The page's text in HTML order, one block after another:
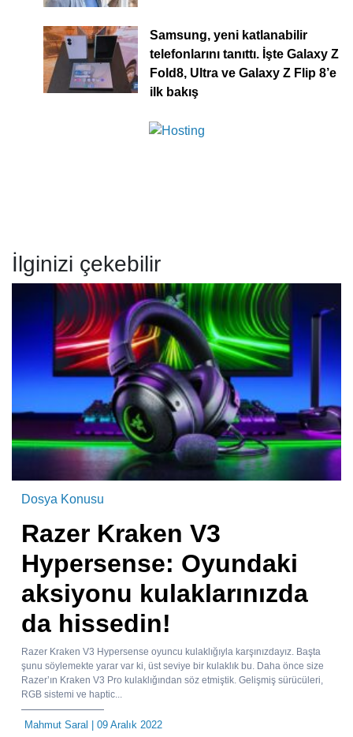
Samsung, yeni katlanabilir
telefonlarını tanıttı. İşte Galaxy Z
Fold8, Ultra ve Galaxy Z Flip 8’e
ilk bakış
İlginizi çekebilir
Dosya Konusu
Razer Kraken V3
Hypersense: Oyundaki
aksiyonu kulaklarınızda
da hissedin!
Razer Kraken V3 Hypersense oyuncu kulaklığıyla karşınızdayız. Başta
şunu söylemekte yarar var ki, üst seviye bir kulaklık bu. Daha önce size
Razer’ın Kraken V3 Pro kulaklığından söz etmiştik. Gelişmiş sürücüleri,
RGB sistemi ve haptic...
Mahmut Saral | 09 Aralık 2022